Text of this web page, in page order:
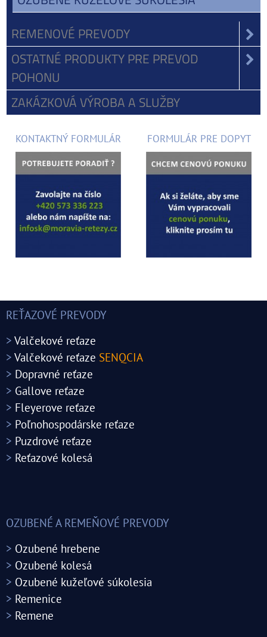
REMENOVÉ PREVODY
OSTATNÉ PRODUKTY PRE PREVOD
POHONU
ZAKÁZKOVÁ VÝROBA A SLUŽBY
KONTAKTNÝ FORMULÁR FORMULÁR PRE DOPYT
REŤAZOVÉ PREVODY
> Valčekové reťaze
> Valčekové reťaze SENQCIA
> Dopravné reťaze
> Gallove reťaze
> Fleyerove reťaze
> Poľnohospodárske reťaze
> Puzdrové reťaze
> Reťazové kolesá
OZUBENÉ A REMEŇOVÉ PREVODY
> Ozubené hrebene
> Ozubené kolesá
> Ozubené kužeľové súkolesia
> Remenice
> Remene